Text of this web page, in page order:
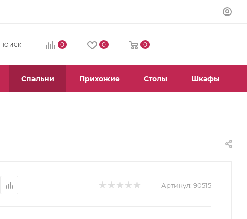
ПОИСК 0 0 0
Спальни Прихожие Столы Шкафы
Артикул: 90515